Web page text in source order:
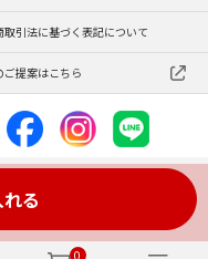
0
る
取引法に基づく表記について
ご提案はこちら